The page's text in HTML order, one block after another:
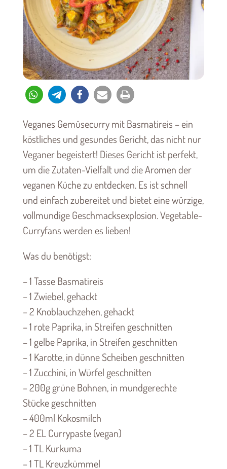
Veganes Gemüsecurry mit Basmatireis – ein
köstliches und gesundes Gericht, das nicht nur
Veganer begeistert! Dieses Gericht ist perfekt,
um die Zutaten-Vielfalt und die Aromen der
veganen Küche zu entdecken. Es ist schnell
und einfach zubereitet und bietet eine würzige,
vollmundige Geschmacksexplosion. Vegetable-
Curryfans werden es lieben!
Was du benötigst:
– 1 Tasse Basmatireis
– 1 Zwiebel, gehackt
– 2 Knoblauchzehen, gehackt
– 1 rote Paprika, in Streifen geschnitten
– 1 gelbe Paprika, in Streifen geschnitten
– 1 Karotte, in dünne Scheiben geschnitten
– 1 Zucchini, in Würfel geschnitten
– 200g grüne Bohnen, in mundgerechte
Stücke geschnitten
– 400ml Kokosmilch
– 2 EL Currypaste (vegan)
– 1 TL Kurkuma
– 1 TL Kreuzkümmel